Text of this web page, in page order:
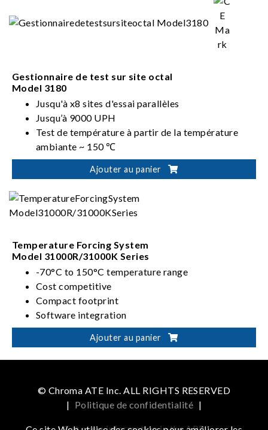
Gestionnaire de test sur site octal
Model 3180
Jusqu'à x8 sites d'essai parallèles
Jusqu’à 9000 UPH
Test de température à partir de la température
ambiante ~ 150 ℃
Ajouter au panier
Temperature Forcing System
Model 31000R/31000K Series
-70°C to 150°C temperature range
Cost competitive
Compact footprint
Software integration
Configurable rack mounting
Ajouter au panier
© Chroma ATE Inc. ALL RIGHTS RESERVED
| Politique de confidentialité |